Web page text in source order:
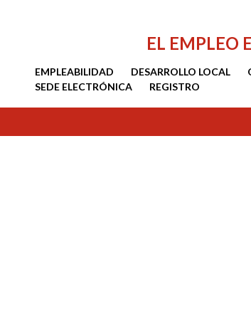
EL EMPLEO
EMPLEABILIDAD DESARROLLO LOCAL
SEDE ELECTRÓNICA
REGISTRO